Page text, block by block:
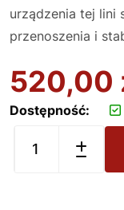
urządzenia tej lini
przenoszenia i
520,00
Dostępność: